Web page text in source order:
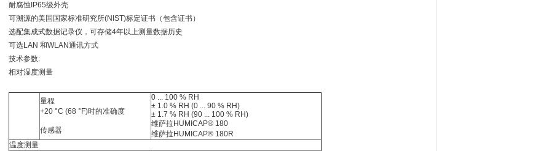
耐腐蚀IP65级外壳
可溯源的美国国家标准研究所(NIST)标定证书（包含证书）
选配集成式数据记录仪，可存储4年以上测量数据历史
可选LAN 和WLAN通讯方式
技术参数:
相对湿度测量
量程
+20 °C (68 °F)时的准确度
传感器
0 ... 100 % RH
± 1.0 % RH (0 ... 90 % RH)
± 1.7 % RH (90 ... 100 % RH)
维萨拉HUMICAP® 180
维萨拉HUMICAP® 180R
温度测量